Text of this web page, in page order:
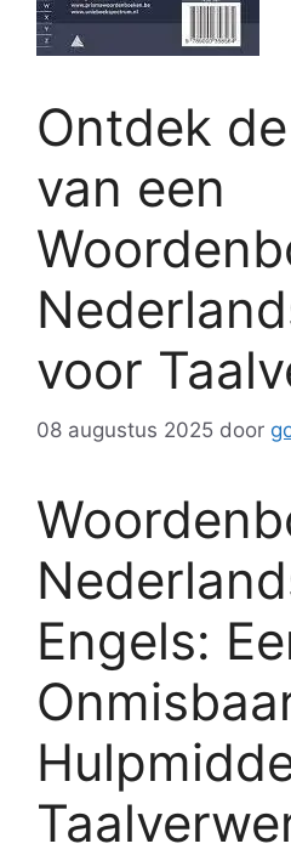
Ontdek
van een
voor
08 augustus 2025 door
Engels: